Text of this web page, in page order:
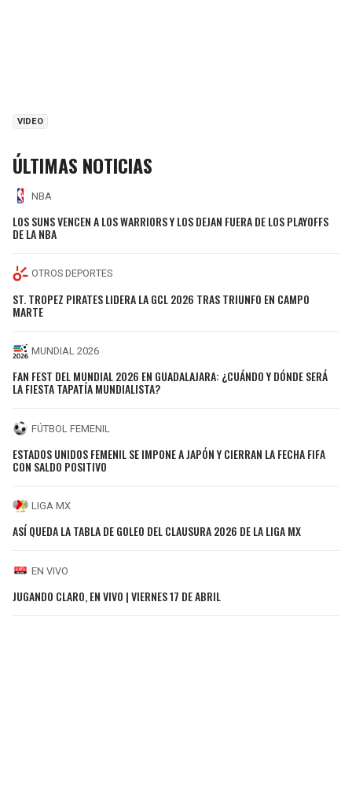
VIDEO
ÚLTIMAS NOTICIAS
NBA
LOS SUNS VENCEN A LOS WARRIORS Y LOS DEJAN FUERA DE LOS PLAYOFFS
DE LA NBA
OTROS DEPORTES
ST. TROPEZ PIRATES LIDERA LA GCL 2026 TRAS TRIUNFO EN CAMPO
MARTE
MUNDIAL 2026
FAN FEST DEL MUNDIAL 2026 EN GUADALAJARA: ¿CUÁNDO Y DÓNDE SERÁ
LA FIESTA TAPATÍA MUNDIALISTA?
FÚTBOL FEMENIL
ESTADOS UNIDOS FEMENIL SE IMPONE A JAPÓN Y CIERRAN LA FECHA FIFA
CON SALDO POSITIVO
LIGA MX
ASÍ QUEDA LA TABLA DE GOLEO DEL CLAUSURA 2026 DE LA LIGA MX
EN VIVO
JUGANDO CLARO, EN VIVO | VIERNES 17 DE ABRIL